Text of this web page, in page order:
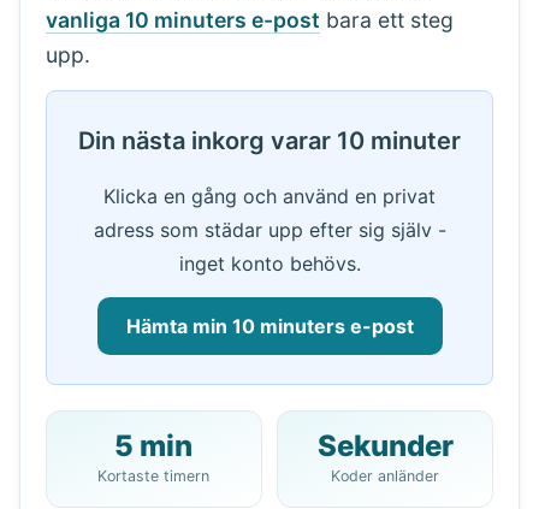
vanliga 10 minuters e-post bara ett steg
upp.
Din nästa inkorg varar 10 minuter
Klicka en gång och använd en privat
adress som städar upp efter sig själv -
inget konto behövs.
Hämta min 10 minuters e-post
Din 10-minuters e-
postadress:
5 min
Kortaste timern
Sekunder
Koder anländer